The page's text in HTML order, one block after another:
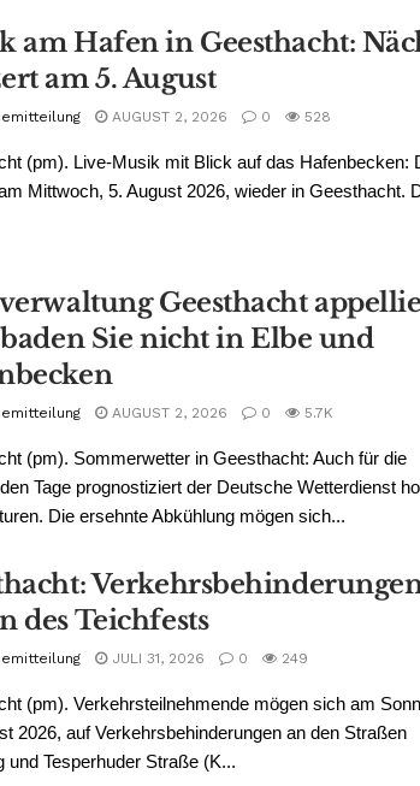
am Hafen in Geesthacht:
am 5. August
AUGUST 2, 2026 0 528
(pm). Live-Musik mit Blick auf das Hafenbecken:
Mittwoch, 5. August 2026, wieder in Geesthacht.
Geesthacht
Sie nicht in Elbe und
AUGUST 2, 2026 0 5.7K
(pm). Sommerwetter in Geesthacht: Auch für die
Tage prognostiziert der Deutsche Wetterdienst
Die ersehnte Abkühlung mögen sich...
des Teichfests
JULI 31, 2026 0 249
(pm). Verkehrsteilnehmende mögen sich am
2026, auf Verkehrsbehinderungen an den Straßen
und Tesperhuder Straße (K...